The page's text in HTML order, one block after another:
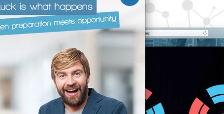
Varie
Video
META
Accedi